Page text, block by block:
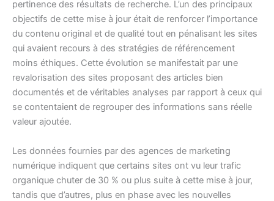
pertinence des résultats de recherche. L’un des principaux
objectifs de cette mise à jour était de renforcer l’importance
du contenu original et de qualité tout en pénalisant les sites
qui avaient recours à des stratégies de référencement
moins éthiques. Cette évolution se manifestait par une
revalorisation des sites proposant des articles bien
documentés et de véritables analyses par rapport à ceux qui
se contentaient de regrouper des informations sans réelle
valeur ajoutée.
Les données fournies par des agences de marketing
numérique indiquent que certains sites ont vu leur trafic
organique chuter de 30 % ou plus suite à cette mise à jour,
tandis que d’autres, plus en phase avec les nouvelles